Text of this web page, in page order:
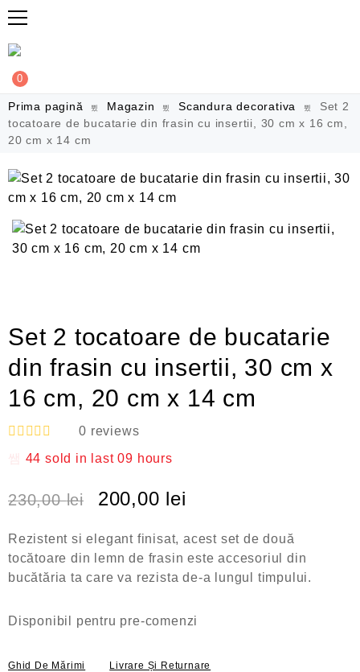
0
Prima pagină Magazin Scandura decorativa
Set 2
tocatoare de bucatarie din frasin cu insertii, 30 cm x 16 cm,
20 cm x 14 cm
Set 2 tocatoare de bucatarie
din frasin cu insertii, 30 cm x
16 cm, 20 cm x 14 cm
v
u
l
a
0
d
5
0 reviews
44 sold in last09 hours
230,00lei 200,00 lei
Rezistent si elegant finisat, acest set de două
tocătoare din lemn de frasin este accesoriul din
bucătăria ta care va rezista de-a lungul timpului.
Disponibil pentru pre-comenzi
Ghid De Mărimi
Livrare Și Returnare